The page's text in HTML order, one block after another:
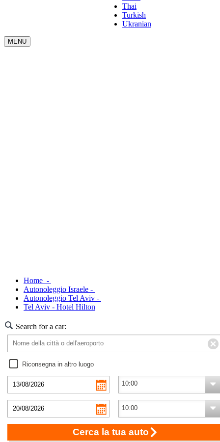
Thai
Turkish
Ukranian
Home -
Autonoleggio Israele -
Autonoleggio Tel Aviv -
Tel Aviv - Hotel Hilton
Search for a car:
Riconsegna in altro luogo
Cerca la tua auto